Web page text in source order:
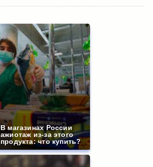
В магазинах России
ажиотаж из-за этого
продукта: что купить?